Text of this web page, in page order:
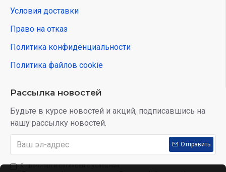
Условия доставки
Право на отказ
Политика конфиденциальности
Политика файлов cookie
Рассылка новостей
Будьте в курсе новостей и акций, подписавшись на
нашу рассылку новостей.
Отправить
Я прочитал и согласен с условиям: